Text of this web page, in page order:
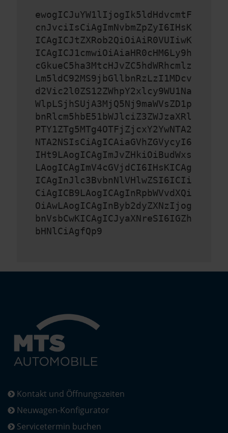
ewogICJuYW1lIjogIk5ldHdvcmtF
cnJvciIsCiAgImNvbmZpZyI6IHsK
ICAgICJtZXRob2QiOiAiR0VUIiwK
ICAgICJ1cmwiOiAiaHR0cHM6Ly9h
cGkueC5ha3MtcHJvZC5hdWRhcmlz
Lm5ldC92MS9jbGllbnRzLzI1MDcv
d2Vic2l0ZS12ZWhpY2xlcy9WU1Na
WlpLSjhSUjA3MjQ5Nj9maWVsZD1p
bnRlcm5hbE51bWJlciZ3ZWJzaXRl
PTY1ZTg5MTg4OTFjZjcxY2YwNTA2
NTA2NSIsCiAgICAiaGVhZGVycyI6
IHt9LAogICAgImJvZHkiOiBudWxs
LAogICAgImV4cGVjdCI6IHsKICAg
ICAgInJlc3BvbnNlVHlwZSI6ICIi
CiAgICB9LAogICAgInRpbWVvdXQi
OiAwLAogICAgInByb2dyZXNzIjog
bnVsbCwKICAgICJyaXNreSI6IGZh
bHNlCiAgfQp9
Kontakt und Öffnungszeiten
Neuwagen-Konfigurator
Servicetermin buchen